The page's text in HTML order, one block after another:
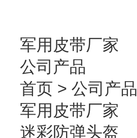
军用皮带厂家
公司产品
首页 > 公司产品
军用皮带厂家
迷彩防弹头盔